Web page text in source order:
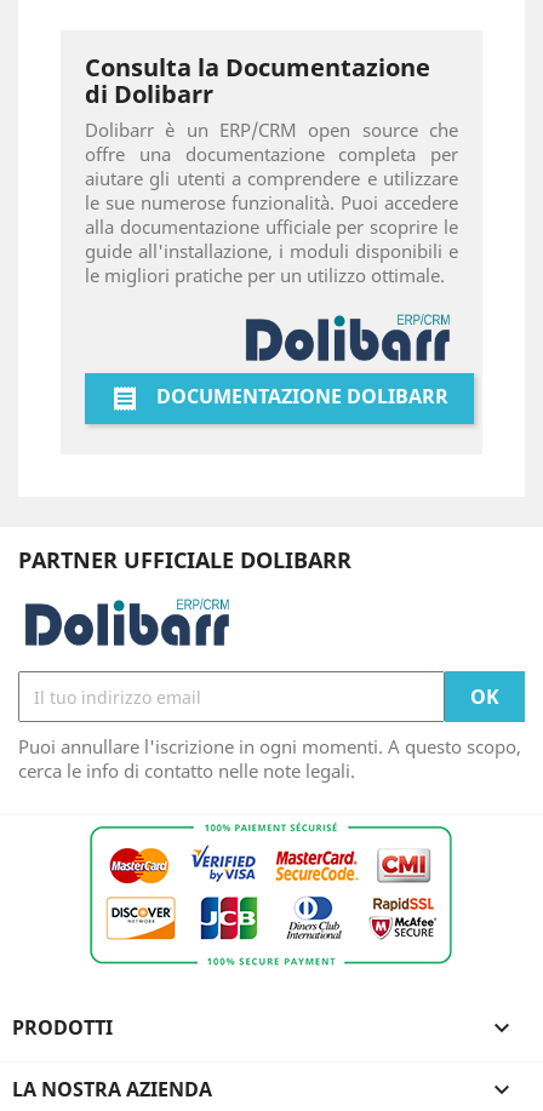
Consulta la Documentazione
di Dolibarr
Dolibarr è un ERP/CRM open source che
offre una documentazione completa per
aiutare gli utenti a comprendere e utilizzare
le sue numerose funzionalità. Puoi accedere
alla documentazione ufficiale per scoprire le
guide all'installazione, i moduli disponibili e
le migliori pratiche per un utilizzo ottimale.
 DOCUMENTAZIONE DOLIBARR
PARTNER UFFICIALE DOLIBARR
Puoi annullare l'iscrizione in ogni momenti. A questo scopo,
cerca le info di contatto nelle note legali.
PRODOTTI 
LA NOSTRA AZIENDA 